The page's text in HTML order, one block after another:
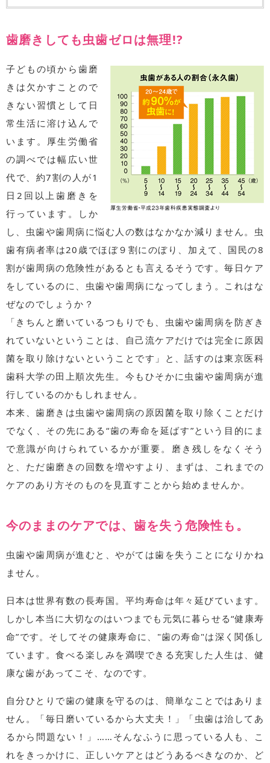
歯磨きしても虫歯ゼロは無理!?
子どもの頃から歯磨
きは欠かすことので
きない習慣として日
常生活に溶け込んで
います。厚生労働省
の調べでは幅広い世
代で、約7割の人が1
日2回以上歯磨きを
行っています。しか
し、虫歯や歯周病に悩む人の数はなかなか減りません。虫
歯有病者率は20歳でほぼ９割にのぼり、加えて、国民の8
割が歯周病の危険性があるとも言えるそうです。毎日ケア
をしているのに、虫歯や歯周病になってしまう。これはな
ぜなのでしょうか？
「きちんと磨いているつもりでも、虫歯や歯周病を防ぎき
れていないということは、自己流ケアだけでは完全に原因
菌を取り除けないということです」と、話すのは東京医科
歯科大学の田上順次先生。今もひそかに虫歯や歯周病が進
行しているのかもしれません。
本来、歯磨きは虫歯や歯周病の原因菌を取り除くことだけ
でなく、その先にある“歯の寿命を延ばす”という目的にま
で意識が向けられているかが重要。磨き残しをなくそう
と、ただ歯磨きの回数を増やすより、まずは、これまでの
ケアのあり方そのものを見直すことから始めませんか。
今のままのケアでは、歯を失う危険性も。
虫歯や歯周病が進むと、やがては歯を失うことになりかね
ません。
日本は世界有数の長寿国。平均寿命は年々延びています。
しかし本当に大切なのはいつまでも元気に暮らせる“健康寿
命”です。そしてその健康寿命に、"歯の寿命"は深く関係し
ています。食べる楽しみを満喫できる充実した人生は、健
康な歯があってこそ、なのです。
自分ひとりで歯の健康を守るのは、簡単なことではありま
せん。「毎日磨いているから大丈夫！」「虫歯は治してあ
るから問題ない！」……そんなふうに思っている人も、こ
れをきっかけに、正しいケアとはどうあるべきなのか、ど